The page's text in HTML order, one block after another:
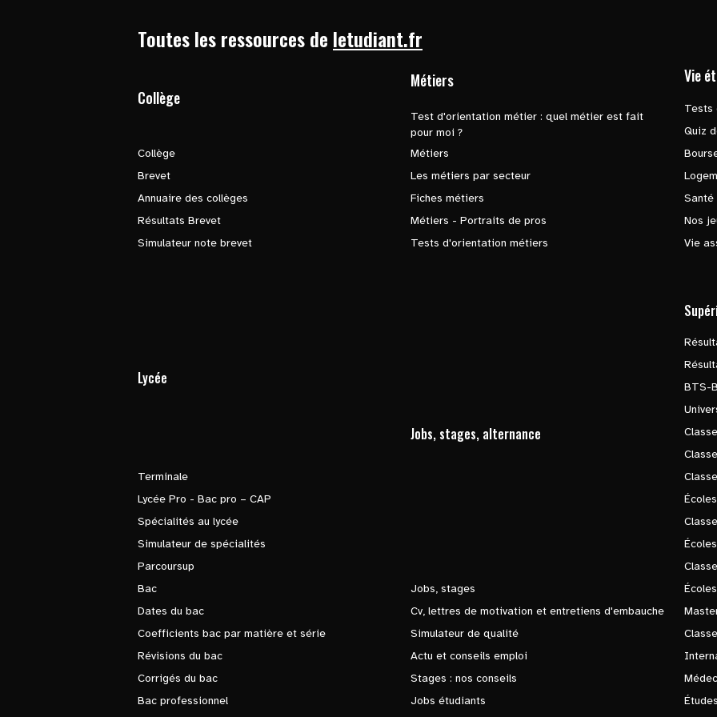
Toutes les ressources de letudiant.fr
Collège
Collège
Brevet
Annuaire des collèges
Résultats Brevet
Simulateur note brevet
Métiers
Test d'orientation métier : quel métier est fait
pour moi ?
Métiers
Les métiers par secteur
Fiches métiers
Métiers - Portraits de pros
Tests d'orientation métiers
Vie
Tests
Quiz
Santé
Nos
Vie
Lycée
Terminale
Lycée Pro - Bac pro – CAP
Spécialités au lycée
Simulateur de spécialités
Parcoursup
Bac
Dates du bac
Coefficients bac par matière et série
Révisions du bac
Corrigés du bac
Bac professionnel
Jobs, stages, alternance
Jobs, stages
Cv, lettres de motivation et entretiens d'embauche
Simulateur de qualité
Actu et conseils emploi
Stages : nos conseils
Jobs étudiants
BTS-